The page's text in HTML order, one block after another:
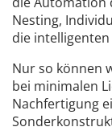
Nesting,
die
Nur so können
bei minimalen
Nachfertigung